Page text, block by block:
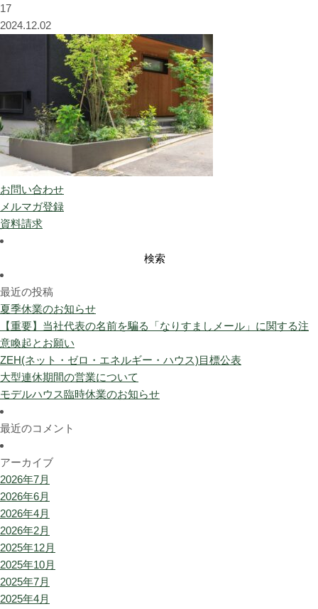
17
2024.12.02
お問い合わせ
メルマガ登録
資料請求
索:
最近の投稿
夏季休業のお知らせ
【重要】当社代表の名前を騙る「なりすましメール」に関する注
意喚起とお願い
ZEH(ネット・ゼロ・エネルギー・ハウス)目標公表
大型連休期間の営業について
モデルハウス臨時休業のお知らせ
最近のコメント
アーカイブ
2026年7月
2026年6月
2026年4月
2026年2月
2025年12月
2025年10月
2025年7月
2025年4月